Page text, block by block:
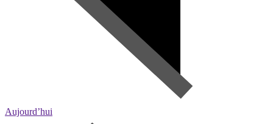
Aujourd’hui